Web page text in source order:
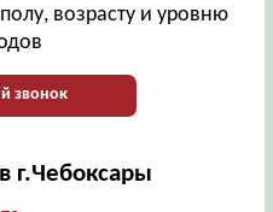
возрасту и уровню
звонок
г.Чебоксары